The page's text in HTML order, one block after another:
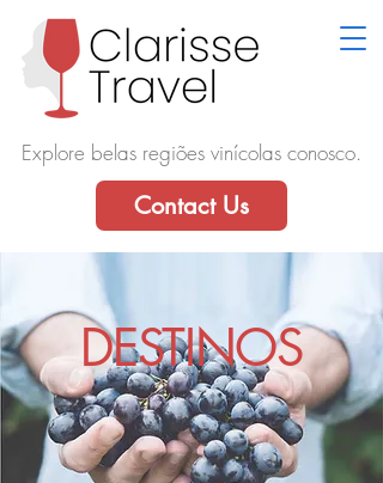
Explore belas regiões vinícolas conosco.
Contact Us
DESTINOS